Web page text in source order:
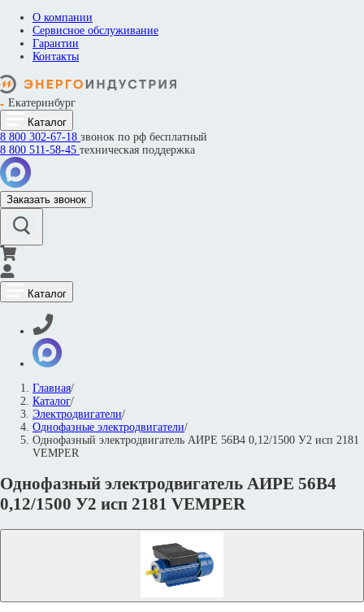
О компании
Сервисное обслуживание
Гарантии
Контакты
Екатеринбург
Каталог
8 800 302-67-18 звонок по рф бесплатный
8 800 511-58-45 техническая поддержка
Заказать звонок
Каталог
Главная/
Каталог/
Электродвигатели/
Однофазные электродвигатели/
Однофазный электродвигатель АИРЕ 56B4 0,12/1500 У2 исп 2181
VEMPER
Однофазный электродвигатель АИРЕ 56B4
0,12/1500 У2 исп 2181 VEMPER